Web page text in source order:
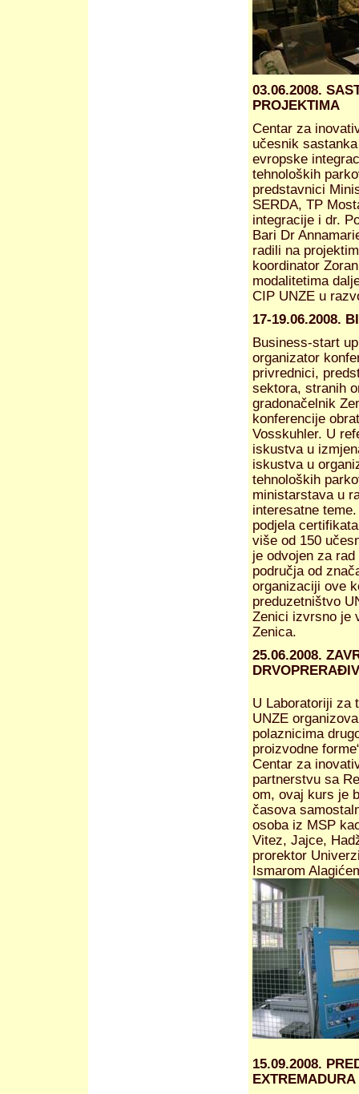
03.06.2008.
PROJEKTIMA
Centar za
učesnik
evropske
tehnoloških
predstavnici
SERDA, TP
integracije i dr.
Bari Dr
radili na
koordinator
modalitetima
CIP UNZE u
17-19.06.2008.
Business-start
organizator
privrednici,
sektora, stranih
gradonačelnik
konferencije
Vosskuhler. U
iskustva u
iskustva u
tehnoloških
ministarstava u
interesatne
podjela
više od 150
je odvojen za
područja od
organizaciji ove
preduzetništvo
Zenici izvrsno je
Zenica.
25.06.2008.
U Laboratoriji za
UNZE
polaznicima
proizvodne
Centar za
partnerstvu sa
om, ovaj kurs je
časova
osoba iz MSP
Vitez, Jajce,
prorektor
Ismarom
15.09.2008.
EXTREMADURA